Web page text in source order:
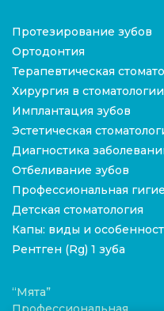
Протезирование зубов
Ортодонтия
Терапевтическая
Хирургия в стоматологии
Имплантация зубов
Эстетическая
Диагностика
Отбеливание зубов
Профессиональная
Детская стоматология
Капы: виды и
Рентген (Rg) 1 зуба
“Мята”